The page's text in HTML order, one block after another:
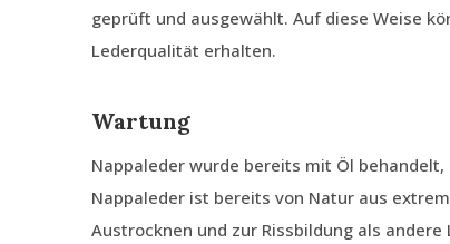
geprüft und ausgewählt. Auf diese Weise
Lederqualität erhalten.
Wartung
Nappaleder wurde bereits mit Öl
Nappaleder ist bereits von Natur aus
Austrocknen und zur Rissbildung als